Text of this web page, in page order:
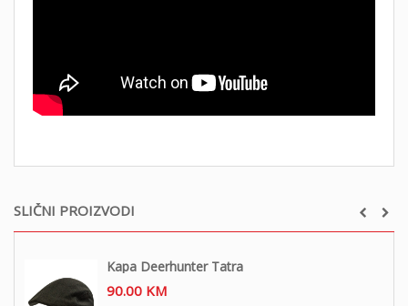
SLIČNI PROIZVODI
Kapa Deerhunter Tatra
90.00 KM